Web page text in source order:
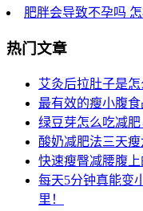
肥胖会导致不孕吗
热门文章
艾灸后拉肚子是
最有效的瘦小腹食
绿豆芽怎么吃减
酸奶减肥法三天瘦
快速瘦臀减腰腹
每天5分钟真能变
里！